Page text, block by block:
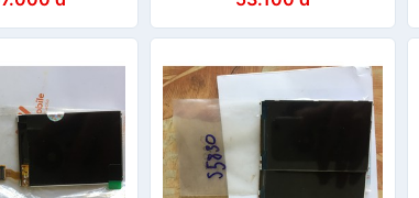
CẤP cực
cực phê
Kiện Thay Thế